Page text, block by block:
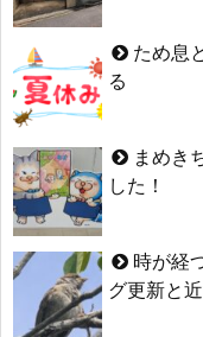
ため息
る
まめき
した！
時が経
グ更新と近